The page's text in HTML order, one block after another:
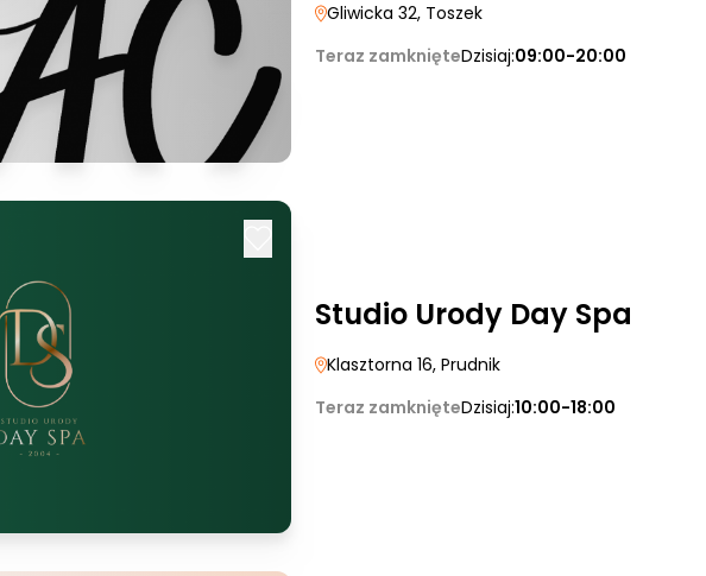
Gliwicka 32, Toszek
Teraz zamknięteDzisiaj:09:00-20:00
Studio Urody Day Spa
Klasztorna 16, Prudnik
Teraz zamknięteDzisiaj:10:00-18:00